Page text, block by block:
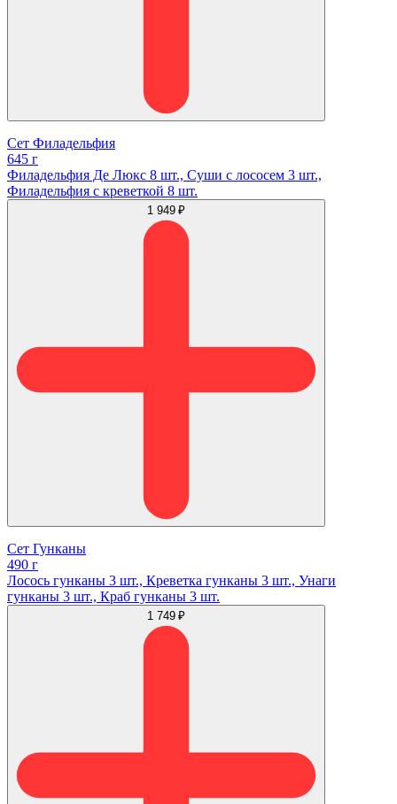
Сет Филадельфия
645 г
Филадельфия Де Люкс 8 шт., Суши с лососем 3 шт.,
Филадельфия с креветкой 8 шт.
1 949 ₽
Сет Гунканы
490 г
Лосось гунканы 3 шт., Креветка гунканы 3 шт., Унаги
гунканы 3 шт., Краб гунканы 3 шт.
1 749 ₽